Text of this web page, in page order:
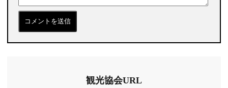
観光協会URL